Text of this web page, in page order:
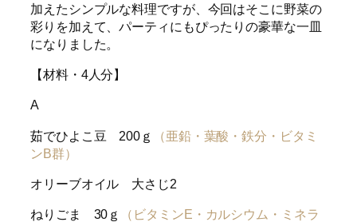
加えたシンプルな料理ですが、今回はそこに野菜の
彩りを加えて、パーティにもぴったりの豪華な一皿
になりました。
【材料・4人分】
A
茹でひよこ豆 200ｇ
（亜鉛・葉酸・鉄分・ビタミ
ンB群）
オリーブオイル 大さじ2
ねりごま 30ｇ
（ビタミンE・カルシウム・ミネラ